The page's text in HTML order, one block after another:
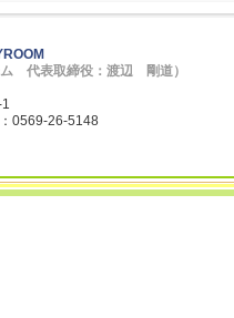
ム 代表取締役：渡辺 剛道）
0569-26-5148